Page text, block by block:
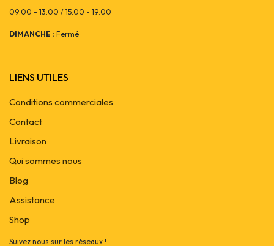
09:00 - 13:00 / 15:00 - 19:00
DIMANCHE : Fermé
LIENS UTILES
Conditions commerciales
Contact
Livraison
Qui sommes nous
Blog
Assistance
Shop
Suivez nous sur les réseaux !